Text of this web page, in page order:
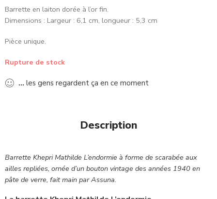
Barrette en laiton dorée à l’or fin.
Dimensions : Largeur : 6,1 cm, longueur : 5,3 cm
Pièce unique.
Rupture de stock
... les gens regardent ça en ce moment
Description
Barrette Khepri Mathilde L’endormie à forme de scarabée aux
ailles repliées, ornée d’un bouton vintage des années 1940 en
pâte de verre, fait main par Assuna.